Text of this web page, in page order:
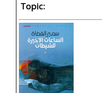
Topic: